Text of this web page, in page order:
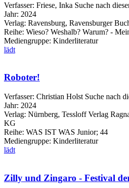
Verfasser: Friese, Inka Suche nach
Jahr: 2024
Verlag: Ravensburg, Ravensburger
Reihe: Wieso? Weshalb? Warum? -
Mediengruppe: Kinderliteratur
lädt
Roboter!
Verfasser: Christian Holst Suche nach
Jahr: 2024
Verlag: Nürnberg, Tessloff Verlag
KG
Reihe: WAS IST WAS Junior; 44
Mediengruppe: Kinderliteratur
lädt
Zilly und Zingaro - Festival